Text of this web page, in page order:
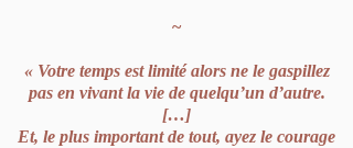
~
« Votre temps est limité alors ne le gaspillez
pas en vivant la vie de quelqu’un d’autre.
[…]
Et, le plus important de tout, ayez le courage